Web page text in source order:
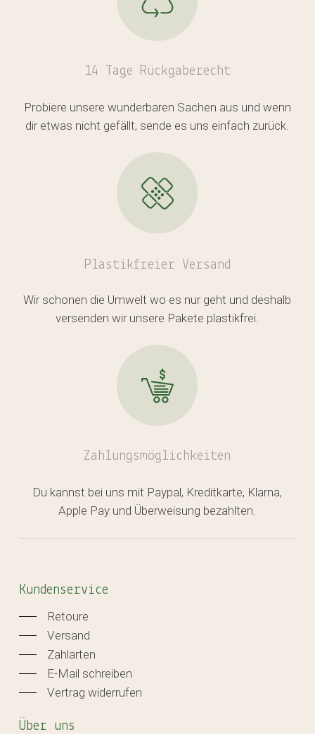
Es befinden sich keine Produkte
GO TO SHOP
14 Tage Rückgaberecht
Probiere unsere wunderbaren Sachen aus und wenn
dir etwas nicht gefällt, sende es uns einfach zurück.
Plastikfreier Versand
Wir schonen die Umwelt wo es nur geht und deshalb
versenden wir unsere Pakete plastikfrei.
Zahlungsmöglichkeiten
Du kannst bei uns mit Paypal, Kreditkarte, Klarna,
Apple Pay und Überweisung bezahlten.
Kundenservice
Retoure
Versand
Zahlarten
E-Mail schreiben
Vertrag widerrufen
Über uns